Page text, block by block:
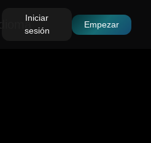
Iniciar
sesión
Empezar